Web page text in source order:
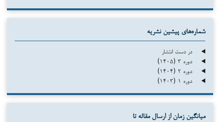
شماره‌های پیشین نشریه
در دست انتشار
دوره ۳ (۱۴۰۵)
دوره ۲ (۱۴۰۴)
دوره ۱ (۱۴۰۳)
میانگین زمان از ارسال مقاله تا